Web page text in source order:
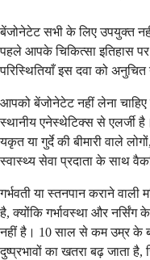
बेंजोनेटेट सभी के लिए उपयुक्त
पहले आपके चिकित्सा इतिहास पर
परिस्थितियाँ इस दवा को
आपको बेंजोनेटेट नहीं लेना
स्थानीय एनेस्थेटिक्स से एलर्जी
यकृत या गुर्दे की बीमारी वाले
स्वास्थ्य सेवा प्रदाता के साथ
गर्भवती या स्तनपान कराने
है, क्योंकि गर्भावस्था और नर्सिंग
नहीं है। 10 साल से कम उम्र के
दुष्प्रभावों का खतरा बढ़ जाता